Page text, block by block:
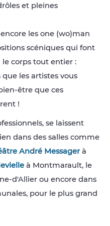
et pleines
les one (wo)man
scéniques qui font
le corps tout entier :
les artistes vous
être que ces
!
se laissent
dans des salles comme
André Messagerà
à Montmarault, le
d'Allier ou encore dans
pour le plus grand